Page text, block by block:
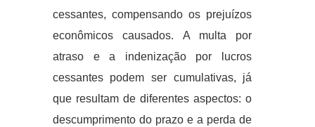
cessantes, compensando os prejuízos
econômicos causados. A multa por
atraso e a indenização por lucros
cessantes podem ser cumulativas, já
que resultam de diferentes aspectos: o
descumprimento do prazo e a perda de